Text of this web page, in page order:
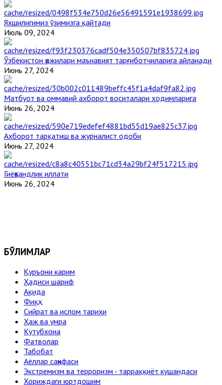
Яхшилигимиз ўзимизга қайтади
Июль 09, 2024
Ўзбекистон ҳожилари маънавият тарғиботчиларига айланади
Июнь 27, 2024
Матбуот ва оммавий ахборот воситалари ходимларига
Июнь 26, 2024
Ахборот тарқатиш ва журналист одоби
Июнь 27, 2024
Гиёҳвандлик иллати
Июнь 26, 2024
БЎЛИМЛАР
Қуръони карим
Ҳадиси шариф
Ақида
Фиқҳ
Сийрат ва ислом тарихи
Ҳаж ва умра
Кутубхона
Фатволар
Табобат
Аёллар саҳифаси
Экстремизм ва терроризм - тарраққиёт кушандаси
Хориждаги юртдошим